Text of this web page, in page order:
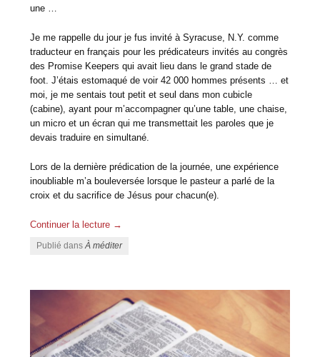
une …
Je me rappelle du jour je fus invité à Syracuse, N.Y. comme
traducteur en français pour les prédicateurs invités au congrès
des Promise Keepers qui avait lieu dans le grand stade de
foot. J’étais estomaqué de voir 42 000 hommes présents … et
moi, je me sentais tout petit et seul dans mon cubicle
(cabine), ayant pour m’accompagner qu’une table, une chaise,
un micro et un écran qui me transmettait les paroles que je
devais traduire en simultané.
Lors de la dernière prédication de la journée, une expérience
inoubliable m’a bouleversée lorsque le pasteur a parlé de la
croix et du sacrifice de Jésus pour chacun(e).
Continuer la lecture →
Publié dansÀ méditer